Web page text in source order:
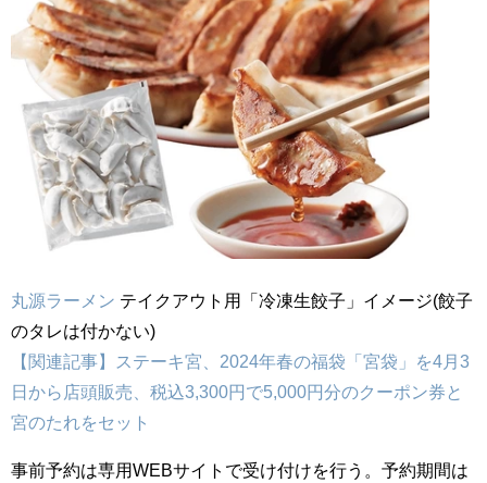
丸源ラーメン テイクアウト用「冷凍生餃子」イメージ(餃子
のタレは付かない)
【関連記事】ステーキ宮、2024年春の福袋「宮袋」を4月3
日から店頭販売、税込3,300円で5,000円分のクーポン券と
宮のたれをセット
事前予約は専用WEBサイトで受け付けを行う。予約期間は